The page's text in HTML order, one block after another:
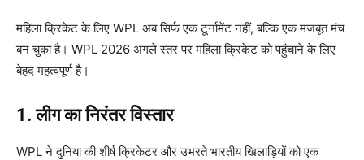
महिला क्रिकेट के लिए WPL अब सिर्फ एक टूर्नामेंट नहीं, बल्कि एक मजबूत मंच
बन चुका है। WPL 2026 अगले स्तर पर महिला क्रिकेट को पहुंचाने के लिए
बेहद महत्वपूर्ण है।
1.लीग का निरंतर विस्तार
WPL ने दुनिया की शीर्ष क्रिकेटर और उभरते भारतीय खिलाड़ियों को एक